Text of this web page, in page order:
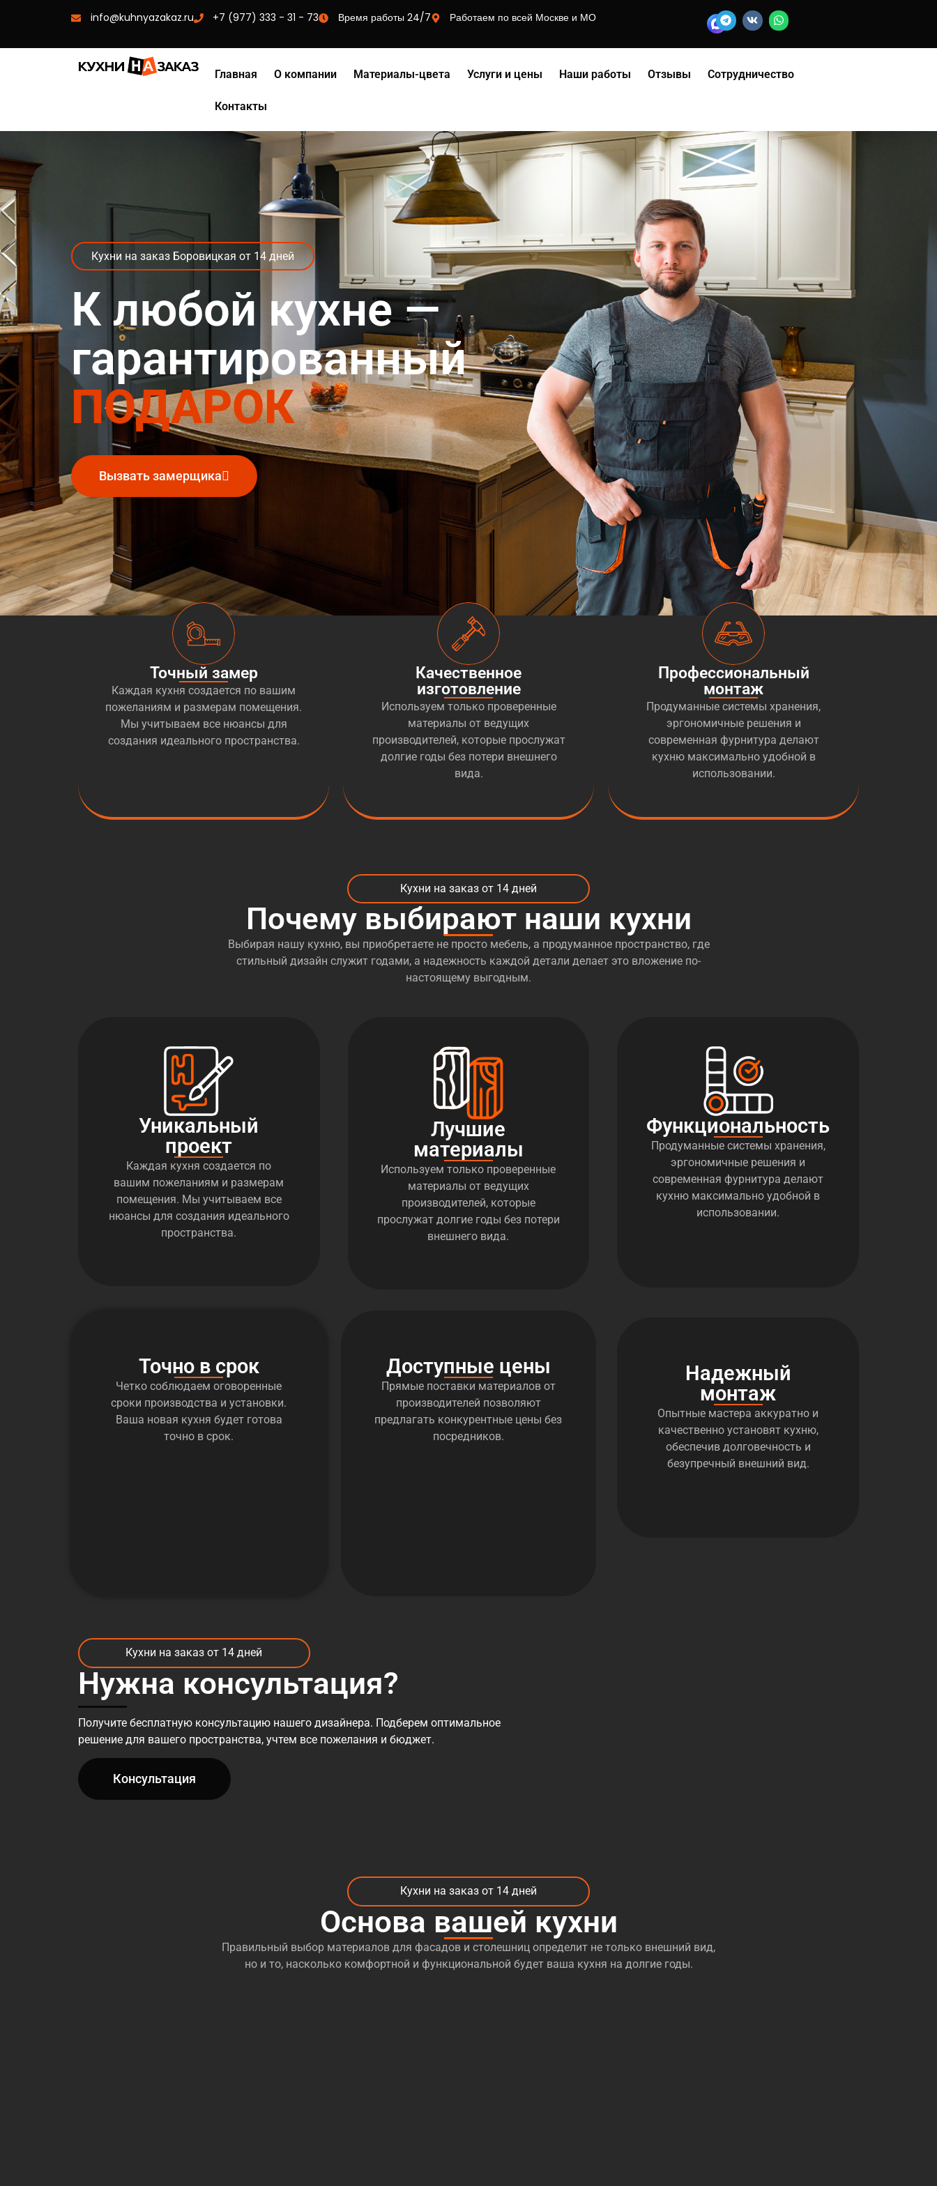
info@kuhnyazakaz.ru +7 (977) 333 - 31 - 73 Время работы 24/7 Работаем по всей Москве и МО
Главная О компании Материалы-цвета Услуги и цены Наши работы Отзывы Сотрудничество
Контакты
Кухни на заказ Боровицкая от 14 дней
К любой кухне —
гарантированный
ПОДАРОК
Вызвать замерщика
Точный замер
Каждая кухня создается по вашим
пожеланиям и размерам помещения.
Мы учитываем все нюансы для
создания идеального пространства.
Качественное
изготовление
Используем только проверенные
материалы от ведущих
производителей, которые прослужат
долгие годы без потери внешнего
вида.
Профессиональный
монтаж
Продуманные системы хранения,
эргономичные решения и
современная фурнитура делают
кухню максимально удобной в
использовании.
Кухни на заказ от 14 дней
Почему выбирают наши кухни
Выбирая нашу кухню, вы приобретаете не просто мебель, а продуманное пространство, где
стильный дизайн служит годами, а надежность каждой детали делает это вложение по-
настоящему выгодным.
Уникальный
проект
Каждая кухня создается по
вашим пожеланиям и размерам
помещения. Мы учитываем все
нюансы для создания идеального
пространства.
Лучшие
материалы
Используем только проверенные
материалы от ведущих
производителей, которые
прослужат долгие годы без потери
внешнего вида.
Функциональность
Продуманные системы хранения,
эргономичные решения и
современная фурнитура делают
кухню максимально удобной в
использовании.
Точно в срок
Четко соблюдаем оговоренные
сроки производства и установки.
Ваша новая кухня будет готова
точно в срок.
Доступные цены
Прямые поставки материалов от
производителей позволяют
предлагать конкурентные цены без
посредников.
Надежный
монтаж
Опытные мастера аккуратно и
качественно установят кухню,
обеспечив долговечность и
безупречный внешний вид.
Кухни на заказ от 14 дней
Нужна консультация?
Получите бесплатную консультацию нашего дизайнера. Подберем оптимальное
решение для вашего пространства, учтем все пожелания и бюджет.
Консультация
Кухни на заказ от 14 дней
Основа вашей кухни
Правильный выбор материалов для фасадов и столешниц определит не только внешний вид,
но и то, насколько комфортной и функциональной будет ваша кухня на долгие годы.